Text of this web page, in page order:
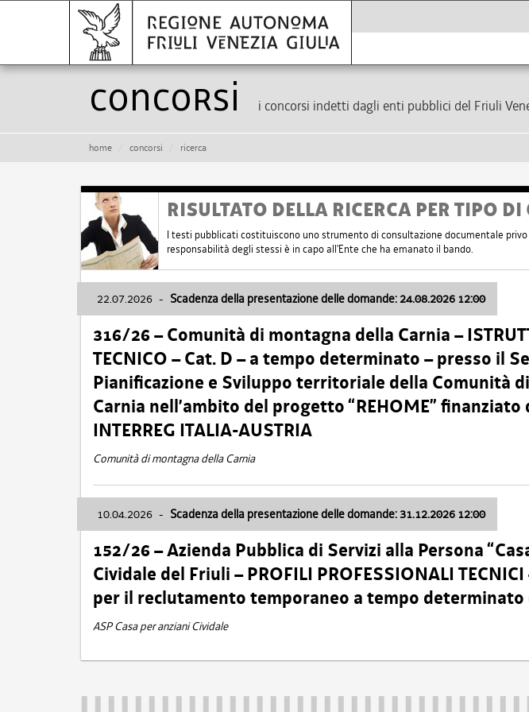
Concorsi i concorsi indetti dagli enti pubblici del Friuli
home concorsi ricerca
RISULTATO DELLA RICERCA PER TIPO
I testi pubblicati costituiscono uno strumento di consultazione documentale
responsabilità degli stessi è in capo all'Ente che ha emanato il bando.
22.07.2026 - Scadenza della presentazione delle domande: 24.08.2026 12:00
316/26 – Comunità di montagna della Carnia –
TECNICO – Cat. D – a tempo determinato – presso il
Pianificazione e Sviluppo territoriale della Comunità
Carnia nell’ambito del progetto “REHOME”
INTERREG ITALIA-AUSTRIA
Comunità di montagna della Carnia
10.04.2026 - Scadenza della presentazione delle domande: 31.12.2026 12:00
152/26 – Azienda Pubblica di Servizi alla Persona
Cividale del Friuli – PROFILI PROFESSIONALI
per il reclutamento temporaneo a tempo determinato
ASP Casa per anziani Cividale